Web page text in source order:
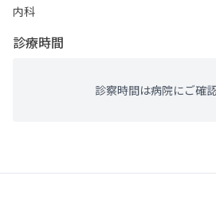
内科
診療時間
診察時間は病院にご確